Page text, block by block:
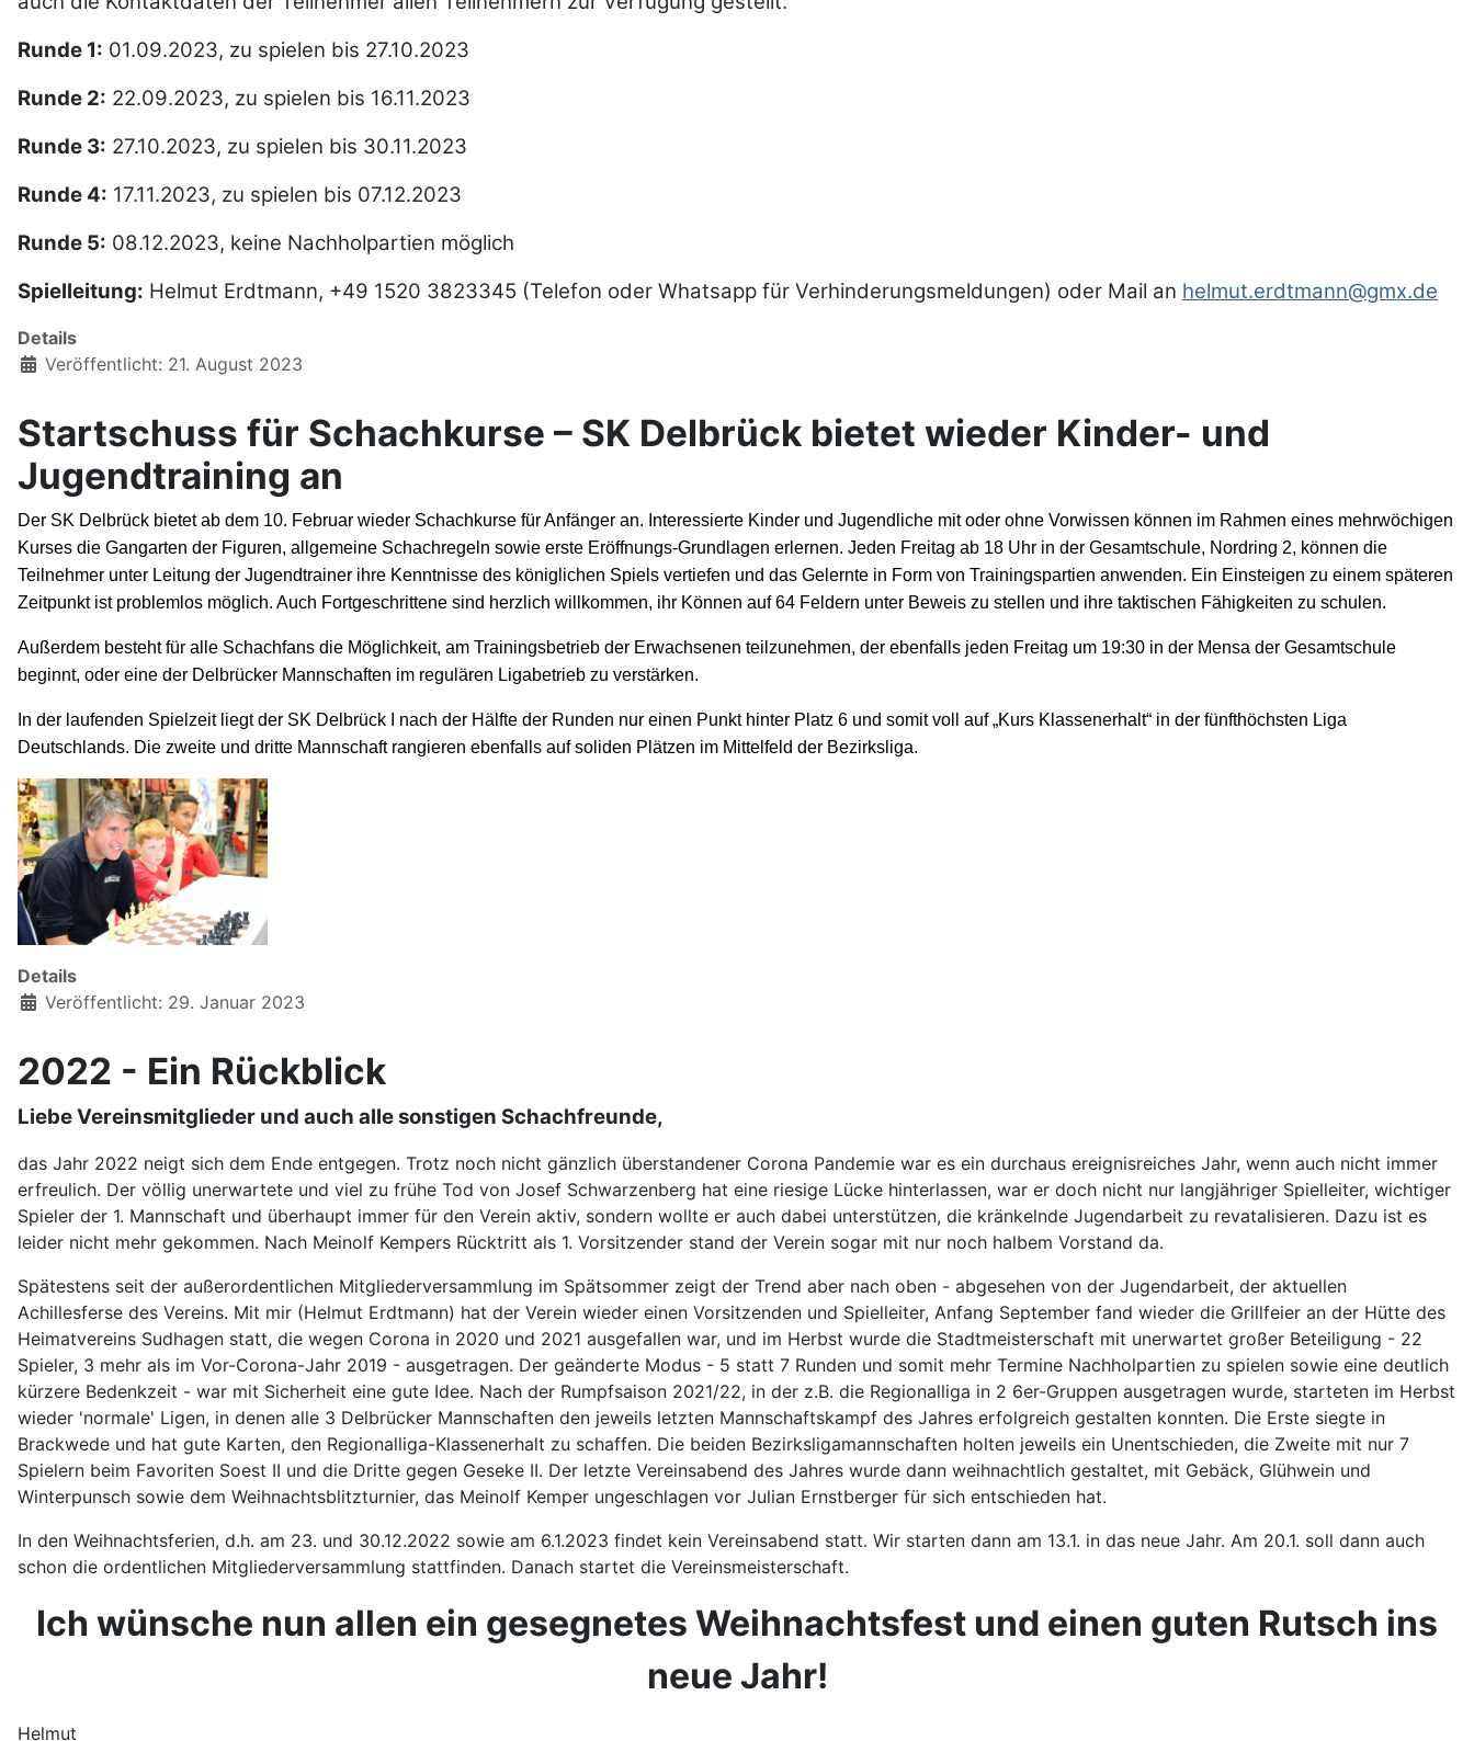
Runde 1: 01.09.2023, zu spielen bis 27.10.2023
Runde 2: 22.09.2023, zu spielen bis 16.11.2023
Runde 3: 27.10.2023, zu spielen bis 30.11.2023
Runde 4: 17.11.2023, zu spielen bis 07.12.2023
Runde 5: 08.12.2023, keine Nachholpartien möglich
Spielleitung: Helmut Erdtmann, +49 1520 3823345 (Telefon oder Whatsapp für Verhinderungsmeldungen) oder Mail an helmut.erdtmann@gmx.de
Details
Veröffentlicht: 21. August 2023
Startschuss für Schachkurse – SK Delbrück bietet wieder Kinder- und
Jugendtraining an
Der SK Delbrück bietet ab dem 10. Februar wieder Schachkurse für Anfänger an. Interessierte Kinder und Jugendliche mit oder ohne Vorwissen können im Rahmen eines mehrwöchigen
Kurses die Gangarten der Figuren, allgemeine Schachregeln sowie erste Eröffnungs-Grundlagen erlernen. Jeden Freitag ab 18 Uhr in der Gesamtschule, Nordring 2, können die
Teilnehmer unter Leitung der Jugendtrainer ihre Kenntnisse des königlichen Spiels vertiefen und das Gelernte in Form von Trainingspartien anwenden. Ein Einsteigen zu einem späteren
Zeitpunkt ist problemlos möglich. Auch Fortgeschrittene sind herzlich willkommen, ihr Können auf 64 Feldern unter Beweis zu stellen und ihre taktischen Fähigkeiten zu schulen.
Außerdem besteht für alle Schachfans die Möglichkeit, am Trainingsbetrieb der Erwachsenen teilzunehmen, der ebenfalls jeden Freitag um 19:30 in der Mensa der Gesamtschule
beginnt, oder eine der Delbrücker Mannschaften im regulären Ligabetrieb zu verstärken.
In der laufenden Spielzeit liegt der SK Delbrück I nach der Hälfte der Runden nur einen Punkt hinter Platz 6 und somit voll auf „Kurs Klassenerhalt“ in der fünfthöchsten Liga
Deutschlands. Die zweite und dritte Mannschaft rangieren ebenfalls auf soliden Plätzen im Mittelfeld der Bezirksliga.
Details
Veröffentlicht: 29. Januar 2023
2022 - Ein Rückblick
Liebe Vereinsmitglieder und auch alle sonstigen Schachfreunde,
das Jahr 2022 neigt sich dem Ende entgegen. Trotz noch nicht gänzlich überstandener Corona Pandemie war es ein durchaus ereignisreiches Jahr, wenn auch nicht immer
erfreulich. Der völlig unerwartete und viel zu frühe Tod von Josef Schwarzenberg hat eine riesige Lücke hinterlassen, war er doch nicht nur langjähriger Spielleiter, wichtiger
Spieler der 1. Mannschaft und überhaupt immer für den Verein aktiv, sondern wollte er auch dabei unterstützen, die kränkelnde Jugendarbeit zu revatalisieren. Dazu ist es
leider nicht mehr gekommen. Nach Meinolf Kempers Rücktritt als 1. Vorsitzender stand der Verein sogar mit nur noch halbem Vorstand da.
Spätestens seit der außerordentlichen Mitgliederversammlung im Spätsommer zeigt der Trend aber nach oben - abgesehen von der Jugendarbeit, der aktuellen
Achillesferse des Vereins. Mit mir (Helmut Erdtmann) hat der Verein wieder einen Vorsitzenden und Spielleiter, Anfang September fand wieder die Grillfeier an der Hütte des
Heimatvereins Sudhagen statt, die wegen Corona in 2020 und 2021 ausgefallen war, und im Herbst wurde die Stadtmeisterschaft mit unerwartet großer Beteiligung - 22
Spieler, 3 mehr als im Vor-Corona-Jahr 2019 - ausgetragen. Der geänderte Modus - 5 statt 7 Runden und somit mehr Termine Nachholpartien zu spielen sowie eine deutlich
kürzere Bedenkzeit - war mit Sicherheit eine gute Idee. Nach der Rumpfsaison 2021/22, in der z.B. die Regionalliga in 2 6er-Gruppen ausgetragen wurde, starteten im Herbst
wieder 'normale' Ligen, in denen alle 3 Delbrücker Mannschaften den jeweils letzten Mannschaftskampf des Jahres erfolgreich gestalten konnten. Die Erste siegte in
Brackwede und hat gute Karten, den Regionalliga-Klassenerhalt zu schaffen. Die beiden Bezirksligamannschaften holten jeweils ein Unentschieden, die Zweite mit nur 7
Spielern beim Favoriten Soest II und die Dritte gegen Geseke II. Der letzte Vereinsabend des Jahres wurde dann weihnachtlich gestaltet, mit Gebäck, Glühwein und
Winterpunsch sowie dem Weihnachtsblitzturnier, das Meinolf Kemper ungeschlagen vor Julian Ernstberger für sich entschieden hat.
In den Weihnachtsferien, d.h. am 23. und 30.12.2022 sowie am 6.1.2023 findet kein Vereinsabend statt. Wir starten dann am 13.1. in das neue Jahr. Am 20.1. soll dann auch
schon die ordentlichen Mitgliederversammlung stattfinden. Danach startet die Vereinsmeisterschaft.
Ich wünsche nun allen ein gesegnetes Weihnachtsfest und einen guten Rutsch ins
neue Jahr!
Helmut